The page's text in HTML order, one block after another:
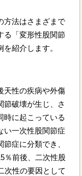
方法はさまざまで
る「変形性股関節
紹介します。
天性の疾病や外傷
節破壊が生じ、さ
時に起こっている
い一次性股関節症
症に分類でき、
％前後、二次性股
次性の要因として